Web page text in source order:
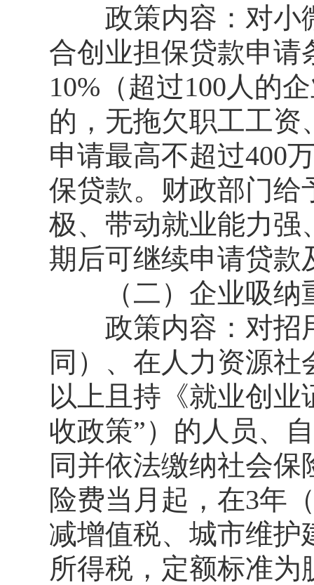
政策内容：对小微
合创业担保贷款申请
10%（超过100人的
的，无拖欠职工工
申请最高不超过400
保贷款。财政部门给
极、带动就业能力强
期后可继续申请贷款
（二）企业吸纳
政策内容：对招
同）、在人力资源
以上且持《就业创业
收政策”）的人员、
同并依法缴纳社会
险费当月起，在3年
减增值税、城市维护
所得税，定额标准